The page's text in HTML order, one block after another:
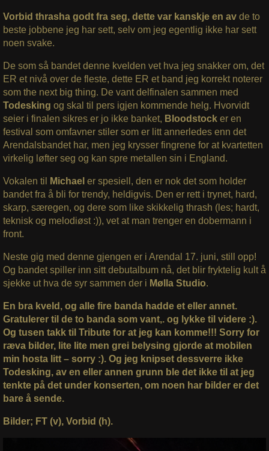
Vorbid thrasha godt fra seg, dette var kanskje en avde to
beste jobbene jeg har sett, selv om jeg egentlig ikke har sett
noen svake.
De som så bandet denne kvelden vet hva jeg snakker om, det
ER et nivå over de fleste, dette ER et band jeg korrekt noterer
som the next big thing. De vant delfinalen sammen med
Todesking og skal til pers igjen kommende helg. Hvorvidt
seier i finalen sikres er jo ikke banket, Bloodstock er en
festival som omfavner stiler som er litt annerledes enn det
Arendalsbandet har, men jeg krysser fingrene for at kvartetten
virkelig løfter seg og kan spre metallen sin i England.
Vokalen til Michael er spesiell, den er nok det som holder
bandet fra å bli for trendy, heldigvis. Den er rett i trynet, hard,
skarp, særegen, og dere som like skikkelig thrash (les; hardt,
teknisk og melodiøst :)), vet at man trenger en dobermann i
front.
Neste gig med denne gjengen er i Arendal 17. juni, still opp!
Og bandet spiller inn sitt debutalbum nå, det blir fryktelig kult å
sjekke ut hva de syr sammen der i Mølla Studio.
En bra kveld, og alle fire banda hadde et eller annet.
Gratulerer til de to banda som vant,. og lykke til videre :).
Og tusen takk til Tribute for at jeg kan komme!!! Sorry for
ræva bilder, lite lite men grei belysing gjorde at mobilen
min hosta litt – sorry :). Og jeg knipset dessverre ikke
Todesking, av en eller annen grunn ble det ikke til at jeg
tenkte på det under konserten, om noen har bilder er det
bare å sende.
Bilder; FT (v), Vorbid (h).